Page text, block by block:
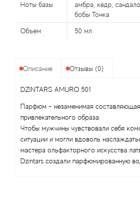
Ноты базы
амбра, кедр,
бобы Тонка
Объем 50 мл
Описание Отзывы (0)
DZINTARS AMURO 501
Парфюм - незаменимая составляющая
привлекательного образа.
Чтобы мужчины чувствовали себя
ситуации и могли вдоволь
мастера ольфакторного искусства
Dzintars создали парфюмированную
Alyson Oldoini
Alyssa Ashley
American Crew
Amouage
Amouroud